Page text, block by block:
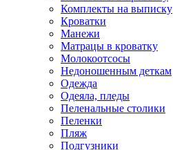
Комплекты на выписку
Кроватки
Манежи
Матрацы в кроватку
Молокоотсосы
Недоношенным деткам
Одежда
Одеяла, пледы
Пеленальные столики
Пеленки
Пляж
Подгузники